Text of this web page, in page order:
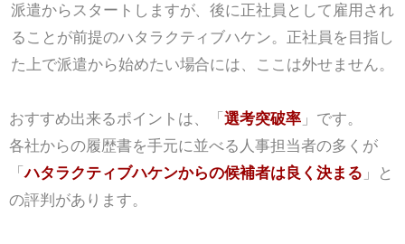
派遣からスタートしますが、後に正社員として雇用され
ることが前提のハタラクティブハケン。正社員を目指し
た上で派遣から始めたい場合には、ここは外せません。
おすすめ出来るポイントは、「 選考突破率」です。
各社からの履歴書を手元に並べる人事担当者の多くが
「ハタラクティブハケンからの候補者は良く決まる 」と
の評判があります。